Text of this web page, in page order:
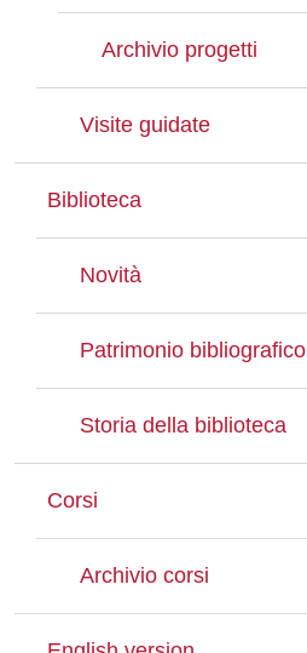
Archivio progetti
Visite guidate
Biblioteca
Novità
Patrimonio bibliografico
Storia della biblioteca
Corsi
Archivio corsi